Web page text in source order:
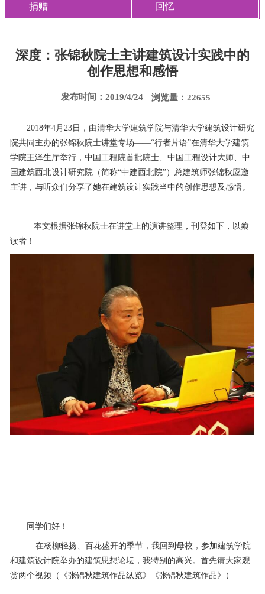
捐赠 回忆
深度：张锦秋院士主讲建筑设计实践中的
创作思想和感悟
发布时间：2019/4/24 浏览量：22655
2018年4月23日，由清华大学建筑学院与清华大学建筑设计研究
院共同主办的张锦秋院士讲堂专场——“行者片语”在清华大学建筑
学院王泽生厅举行，中国工程院首批院士、中国工程设计大师、中
国建筑西北设计研究院（简称“中建西北院”）总建筑师张锦秋应邀
主讲，与听众们分享了她在建筑设计实践当中的创作思想及感悟。
本文根据张锦秋院士在讲堂上的演讲整理，刊登如下，以飨
读者！
同学们好！
在杨柳轻扬、百花盛开的季节，我回到母校，参加建筑学院
和建筑设计院举办的建筑思想论坛，我特别的高兴。首先请大家观
赏两个视频（《张锦秋建筑作品纵览》《张锦秋建筑作品》）